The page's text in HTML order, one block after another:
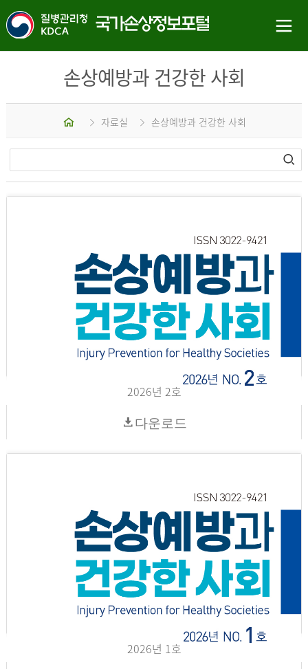
손상예방과 건강한 사회
홈 자료실 손상예방과 건강한 사회
2026년 2호
다운로드
2026년 1호